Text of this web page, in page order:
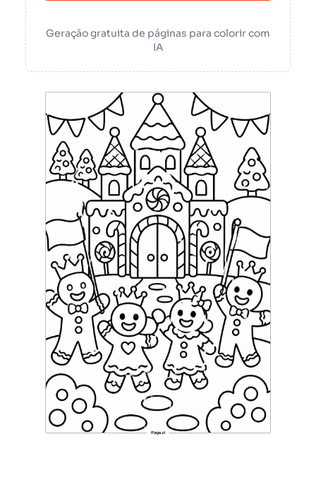
Geração gratuita de páginas para colorir com
IA